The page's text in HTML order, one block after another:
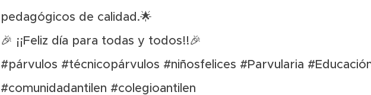
pedagógicos de calidad.🌟
🎉 ¡¡Feliz día para todas y todos!!🎉
#párvulos #técnicopárvulos #niñosfelices #Parvularia
#comunidadantilen #colegioantilen